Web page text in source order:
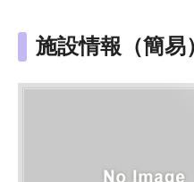
施設情報（簡易